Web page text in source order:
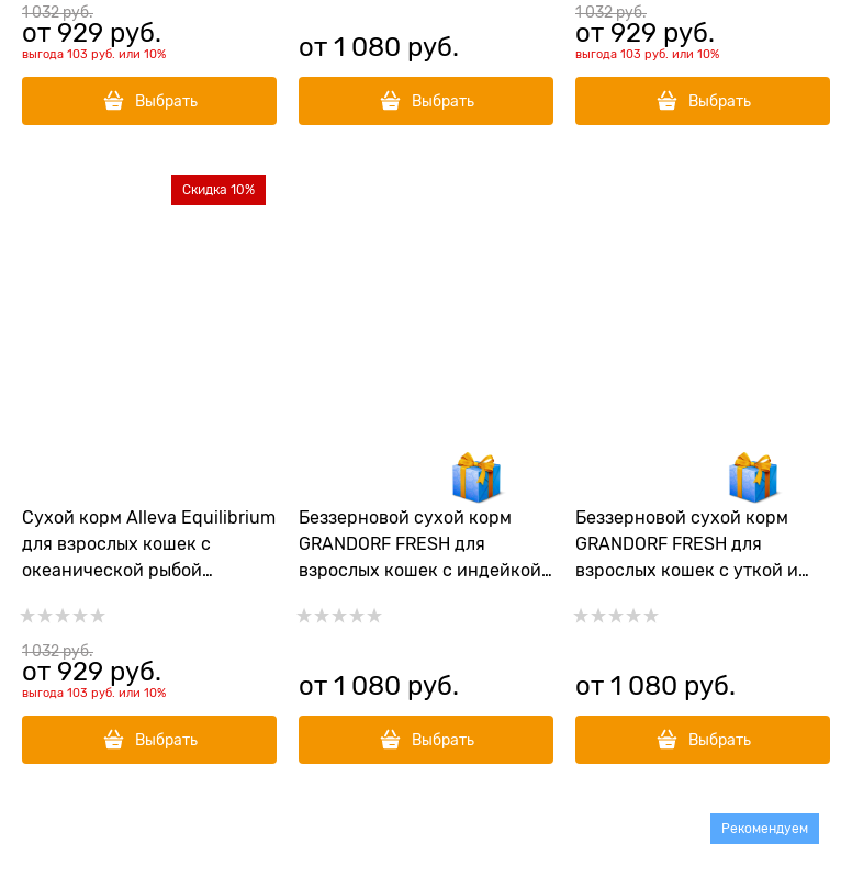
1 032 руб.
от 929 руб.
выгода 103 руб. или 10%
Выбрать
от 1 080 руб.
Выбрать
1 032 руб.
от 929 руб.
выгода 103 руб. или 10%
Выбрать
Сухой корм Alleva Equilibrium
для взрослых кошек с
океанической рыбой
Скидка 10%
1 032 руб.
от 929 руб.
выгода 103 руб. или 10%
Выбрать
Беззерновой cухой корм
GRANDORF FRESH для
взрослых кошек с индейкой
Turkey&Sweet Potato
от 1 080 руб.
Выбрать
Беззерновой cухой корм
GRANDORF FRESH для
взрослых кошек с уткой и
Duck&Sweet Potato
от 1 080 руб.
Выбрать
Рекомендуем